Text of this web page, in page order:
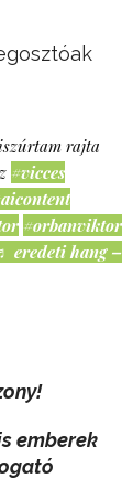
rajta
#vicces
#orbanviktor
eredeti hang –
emberek